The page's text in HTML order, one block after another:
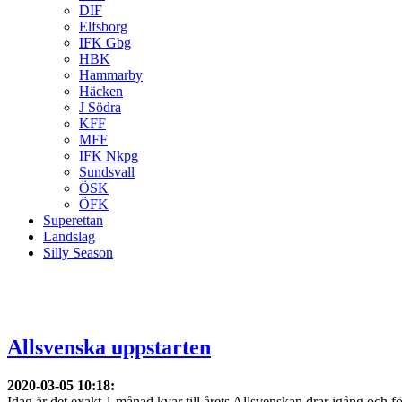
DIF
Elfsborg
IFK Gbg
HBK
Hammarby
Häcken
J Södra
KFF
MFF
IFK Nkpg
Sundsvall
ÖSK
ÖFK
Superettan
Landslag
Silly Season
Allsvenska uppstarten
2020-03-05 10:18: